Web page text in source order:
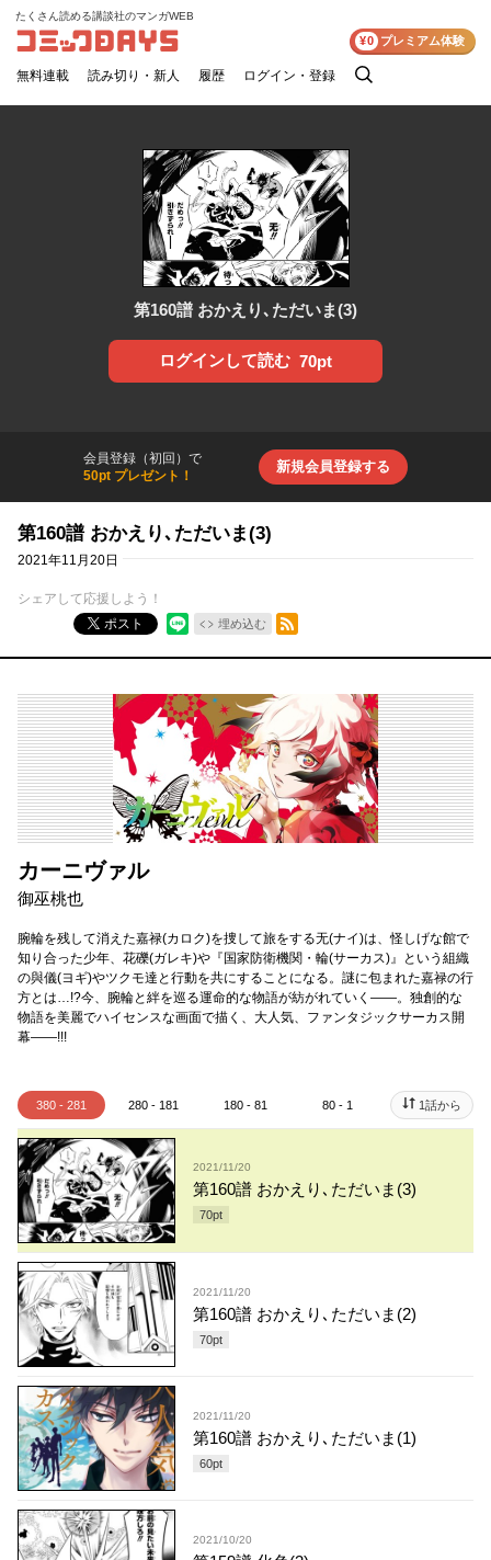
コミックDAYS
たくさん読める講談社のマンガWEB
無料連載 読み切り・新人 履歴 ログイン・登録
検
¥0 プレミアム体験
第160譜 おかえり､ただいま(3)
ログインして読む 70pt
会員登録（初回）で
50pt プレゼント！
新規会員登録する
第160譜 おかえり､ただいま(3)
2021年11月20日
シェアして応援しよう！
ポスト
埋め込む
RSSフィード
カーニヴァル
御巫桃也
腕輪を残して消えた嘉禄(カロク)を捜して旅をする无(ナイ)は、怪しげな館で
知り合った少年、花礫(ガレキ)や『国家防衛機関・輪(サーカス)』という組織
の與儀(ヨギ)やツクモ達と行動を共にすることになる。謎に包まれた嘉禄の行
方とは…!?今、腕輪と絆を巡る運命的な物語が紡がれていく――。独創的な
物語を美麗でハイセンスな画面で描く、大人気、ファンタジックサーカス開
幕――!!!
380 - 281 280 - 181 180 - 81 80 - 1 1話から
2021/11/20
第160譜 おかえり､ただいま(3)
70pt
2021/11/20
第160譜 おかえり､ただいま(2)
70pt
2021/11/20
第160譜 おかえり､ただいま(1)
60pt
2021/10/20